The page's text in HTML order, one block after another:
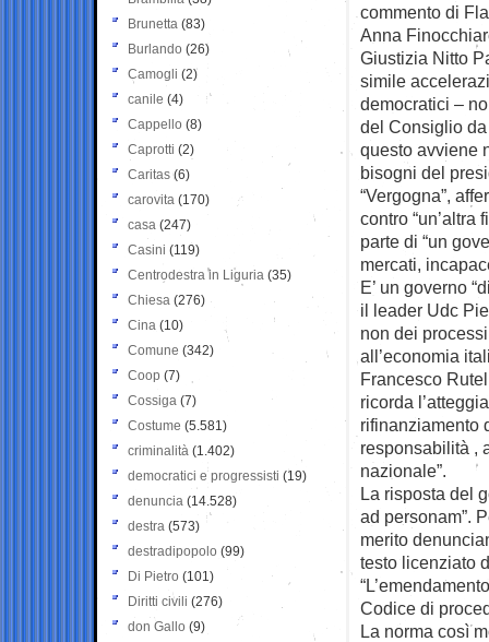
commento di
Anna
Giustizia Nitto
simile
democratici –
del Consiglio
questo avviene
bisogni del
“Vergogna”,
contro “un’altra
parte di “un
mercati,
E’ un governo
il leader Udc
non dei
all’economia
Francesco
ricorda
rifinanziamento
responsabilità ,
nazionale”.
La risposta del
ad personam”.
merito
testo licenziato
Codice di
La norma così
Brunetta (83)
Burlando (26)
Camogli (2)
canile (4)
Cappello (8)
Caprotti (2)
Caritas (6)
carovita (170)
casa (247)
Casini (119)
Centrodestra in Liguria (35)
Chiesa (276)
Cina (10)
Comune (342)
Coop (7)
Cossiga (7)
Costume (5.581)
criminalità (1.402)
democratici e progressisti (19)
denuncia (14.528)
destra (573)
destradipopolo (99)
Di Pietro (101)
Diritti civili (276)
don Gallo (9)